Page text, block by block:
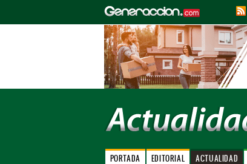
PORTADA EDITORIAL ACTUALIDAD